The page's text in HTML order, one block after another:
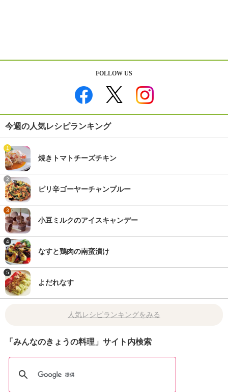
FOLLOW US
今週の人気レシピランキング
1
焼きトマトチーズチキン
2
ピリ辛ゴーヤーチャンプルー
3
小豆ミルクのアイスキャンデー
4
なすと鶏肉の南蛮漬け
5
よだれなす
人気レシピランキングをみる
「みんなのきょうの料理」サイト内検索